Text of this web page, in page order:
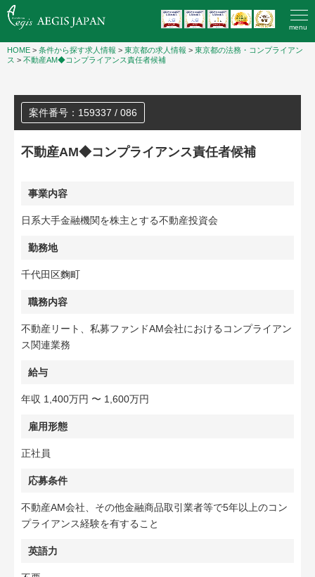
menu
HOME > 条件から探す求人情報 > 東京都の求人情報 > 東京都の法務・コンプライアン
ス > 不動産AM◆コンプライアンス責任者候補
案件番号：159337 / 086
不動産AM◆コンプライアンス責任者候補
事業内容
日系大手金融機関を株主とする不動産投資会
勤務地
千代田区麴町
職務内容
不動産リート、私募ファンドAM会社におけるコンプライアン
ス関連業務
給与
年収 1,400万円 〜 1,600万円
雇用形態
正社員
応募条件
不動産AM会社、その他金融商品取引業者等で5年以上のコン
プライアンス経験を有すること
英語力